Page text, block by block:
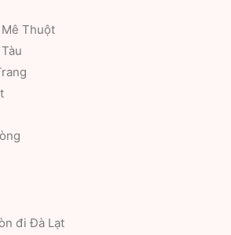
Thuột
đi Đà Lạt